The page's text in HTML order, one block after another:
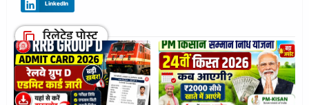
LinkedIn
रिलेटेड पोस्ट